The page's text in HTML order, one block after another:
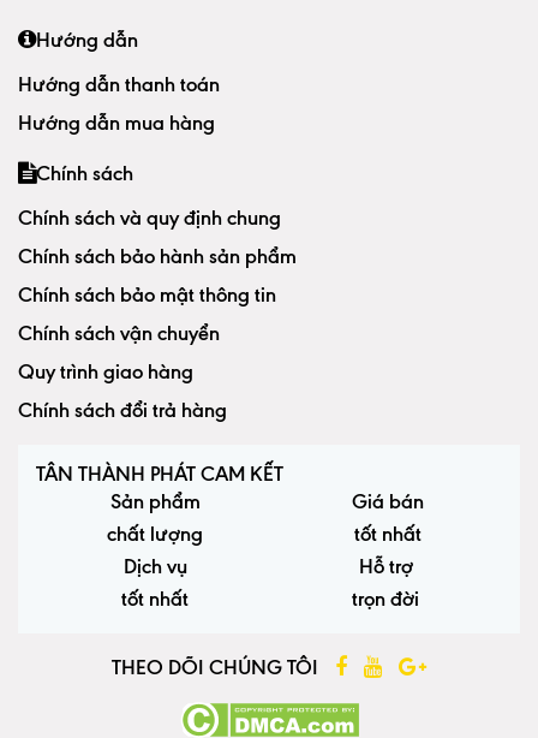
Hướng dẫn
Hướng dẫn thanh toán
Hướng dẫn mua hàng
Chính sách
Chính sách và quy định chung
Chính sách bảo hành sản phẩm
Chính sách bảo mật thông tin
Chính sách vận chuyển
Quy trình giao hàng
Chính sách đổi trả hàng
TÂN THÀNH PHÁT CAM KẾT
Sản phẩm
chất lượng
Giá bán
tốt nhất
Dịch vụ
tốt nhất
Hỗ trợ
trọn đời
THEO DÕI CHÚNG TÔI